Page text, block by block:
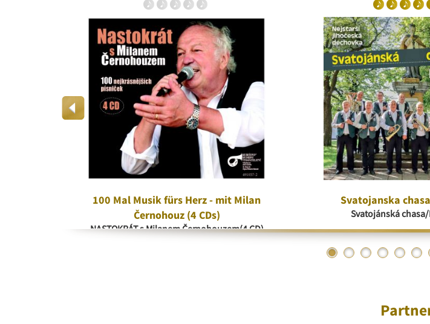
100 Mal Musik fürs Herz - mit Milan
Černohouz (4 CDs)
NASTOKRÁT s Milanem Černohouzem(4 CD)
Svatojanska
Svatojánská